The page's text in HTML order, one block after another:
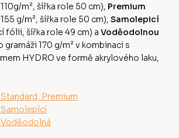
m², šířka role 50 cm), Premium
g/m², šířka role 50 cm), Samolepicí
fólii, šířka role 49 cm) a Voděodolnou
gramáži 170 g/m² v kombinaci s
HYDRO ve formě akrylového laku,
Premium